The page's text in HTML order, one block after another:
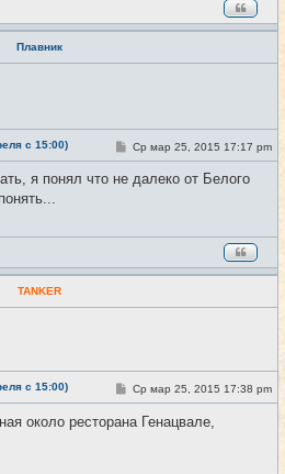
Плавник
с 15:00) #13
С
о
б
и
Ср мар 25, 2015 17:17 pm
я понял что не далеко от Белого
TANKER
с 15:00) #14
С
о
б
Ср мар 25, 2015 17:38 pm
около ресторана Генацвале,